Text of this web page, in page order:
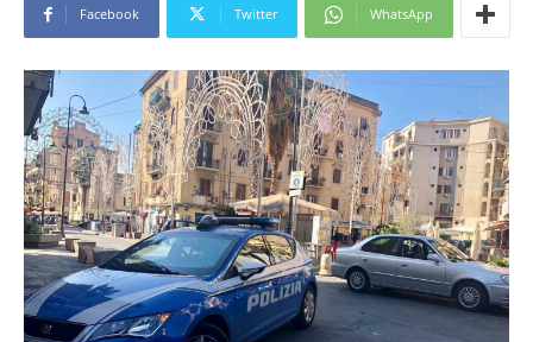
Facebook Twitter WhatsApp